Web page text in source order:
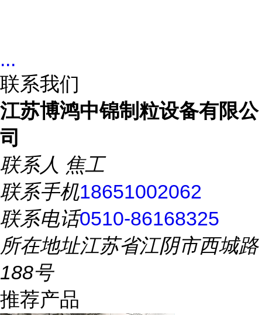
...
联系我们
江苏博鸿中锦制粒设备有限公
司
联系人 焦工
联系手机18651002062
联系电话0510-86168325
所在地址江苏省江阴市西城路
188号
推荐产品